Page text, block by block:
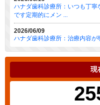
ハナダ歯科診療所：いつも丁
です定期的にメン ...
2026/06/09
ハナダ歯科診療所：治療内容が
現